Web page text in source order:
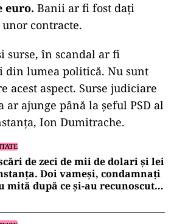
euro. Banii ar fi fost dați
contracte.
surse, în scandal ar fi
lumea politică. Nu sunt
acest aspect. Surse judiciare
ar ajunge până la șeful PSD al
Ion Dumitrache.
de zeci de mii de dolari și lei
Doi vameși, condamnați
mită după ce și-au recunoscut